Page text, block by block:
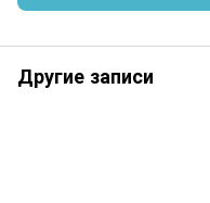
Другие записи